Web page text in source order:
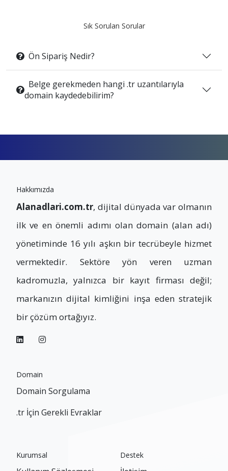
Sık Sorulan Sorular
Ön Sipariş Nedir?
Belge gerekmeden hangi .tr uzantılarıyla
domain kaydedebilirim?
Hakkımızda
Alanadlari.com.tr, dijital dünyada var olmanın
ilk ve en önemli adımı olan domain (alan adı)
yönetiminde 16 yılı aşkın bir tecrübeyle hizmet
vermektedir. Sektöre yön veren uzman
kadromuzla, yalnızca bir kayıt firması değil;
markanızın dijital kimliğini inşa eden stratejik
bir çözüm ortağıyız.
Domain
Domain Sorgulama
.tr İçin Gerekli Evraklar
Kurumsal Destek